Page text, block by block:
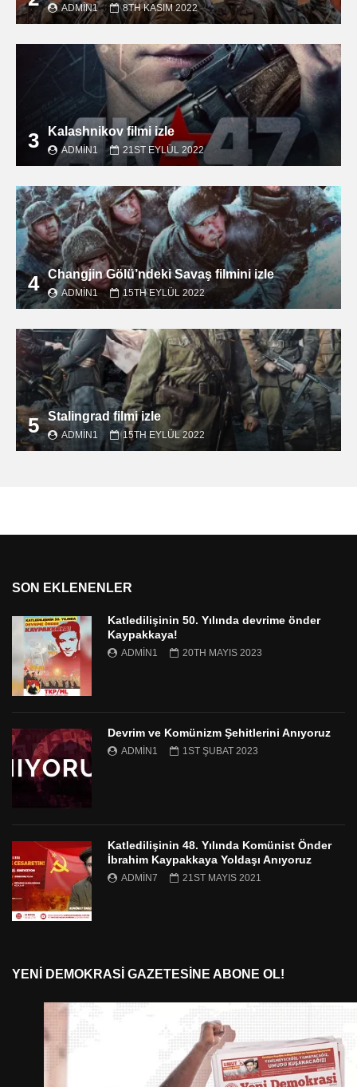
ADMIN1 8TH KASIM 2022
3 Kalashnikov filmi izle
ADMIN1 21ST EYLÜL 2022
4 Changjin Gölü’ndeki Savaş filmini izle
ADMIN1 15TH EYLÜL 2022
5 Stalingrad filmi izle
ADMIN1 15TH EYLÜL 2022
SON EKLENENLER
Katledilişinin 50. Yılında devrime önder
Kaypakkaya!
ADMIN1 20TH MAYIS 2023
Devrim ve Komünizm Şehitlerini Anıyoruz
ADMIN1 1ST ŞUBAT 2023
Katledilişinin 48. Yılında Komünist Önder
İbrahim Kaypakkaya Yoldaşı Anıyoruz
ADMIN7 21ST MAYIS 2021
YENI DEMOKRASI GAZETESINE ABONE OL!